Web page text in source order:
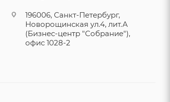
196006, Санкт-Петербург,
Новорощинская ул.4, лит.А
(Бизнес-центр "Собрание"),
офис 1028-2